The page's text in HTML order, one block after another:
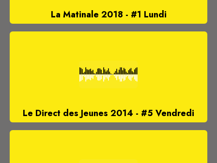
La Matinale 2018 - #1 Lundi
Le Direct des Jeunes 2014 - #5 Vendredi